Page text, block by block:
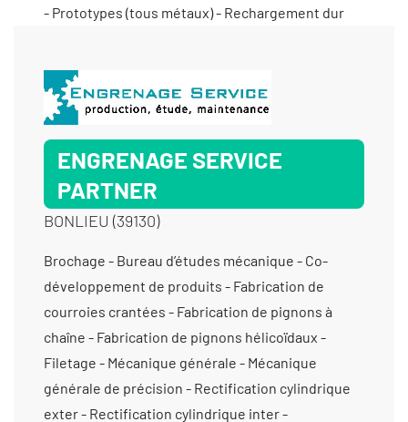
ENGRENAGE SERVICE
PARTNER
BONLIEU (39130)
Brochage - Bureau d’études mécanique - Co-
développement de produits - Fabrication de
courroies crantées - Fabrication de pignons à
chaîne - Fabrication de pignons hélicoïdaux -
Filetage - Mécanique générale - Mécanique
générale de précision - Rectification cylindrique
exter - Rectification cylindrique inter -